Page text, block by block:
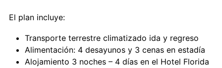
El plan incluye:
Transporte terrestre climatizado ida y regreso
Alimentación: 4 desayunos y 3 cenas en estadía
Alojamiento 3 noches – 4 días en el Hotel Florida